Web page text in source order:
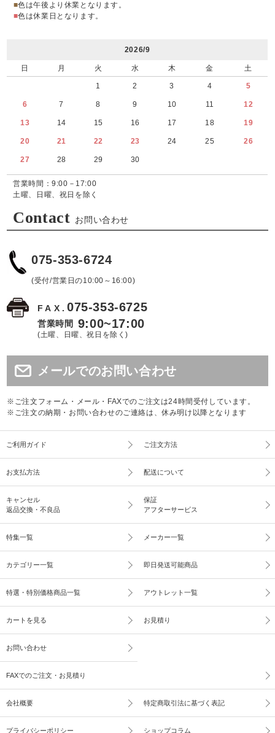
■色は午後より休業となります。
■色は休業日となります。
2026/9
日 月 火 水 木 金 土
1 2 3 4 5
6 7 8 9 10 11 12
13 14 15 16 17 18 19
20 21 22 23 24 25 26
27 28 29 30
営業時間：9:00－17:00
土曜、日曜、祝日を除く
Contact お問い合わせ
075-353-6724
(受付/営業日の10:00～16:00)
FAX.075-353-6725
営業時間 9:00~17:00
(土曜、日曜、祝日を除く)
メールでのお問い合わせ
※ご注文フォーム・メール・FAXでのご注文は24時間受付しています。
※ご注文の納期・お問い合わせのご連絡は、休み明け以降となります
ご利用ガイド ご注文方法
お支払方法 配送について
キャンセル
返品交換・不良品
保証
アフターサービス
特集一覧 メーカー一覧
カテゴリー一覧 即日発送可能商品
特選・特別価格商品一覧 アウトレット一覧
カートを見る お見積り
お問い合わせ
FAXでのご注文・お見積り
会社概要 特定商取引法に基づく表記
プライバシーポリシー ショップコラム